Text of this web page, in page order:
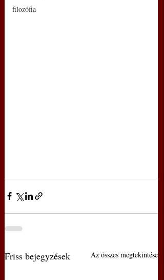
filozófia
Friss bejegyzések Az összes megtekintése